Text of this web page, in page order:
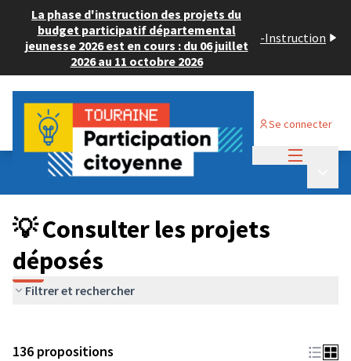
La phase d'instruction des projets du
budget participatif départemental
jeunesse 2026 est en cours : du 06 juillet
2026 au 11 octobre 2026
-Instruction
Se connecter
Budget Participatif JEUNESSE 2024
💡 Consulter les projets déposés
💡 Consulter les projets
déposés
Filtrer et rechercher
136 propositions